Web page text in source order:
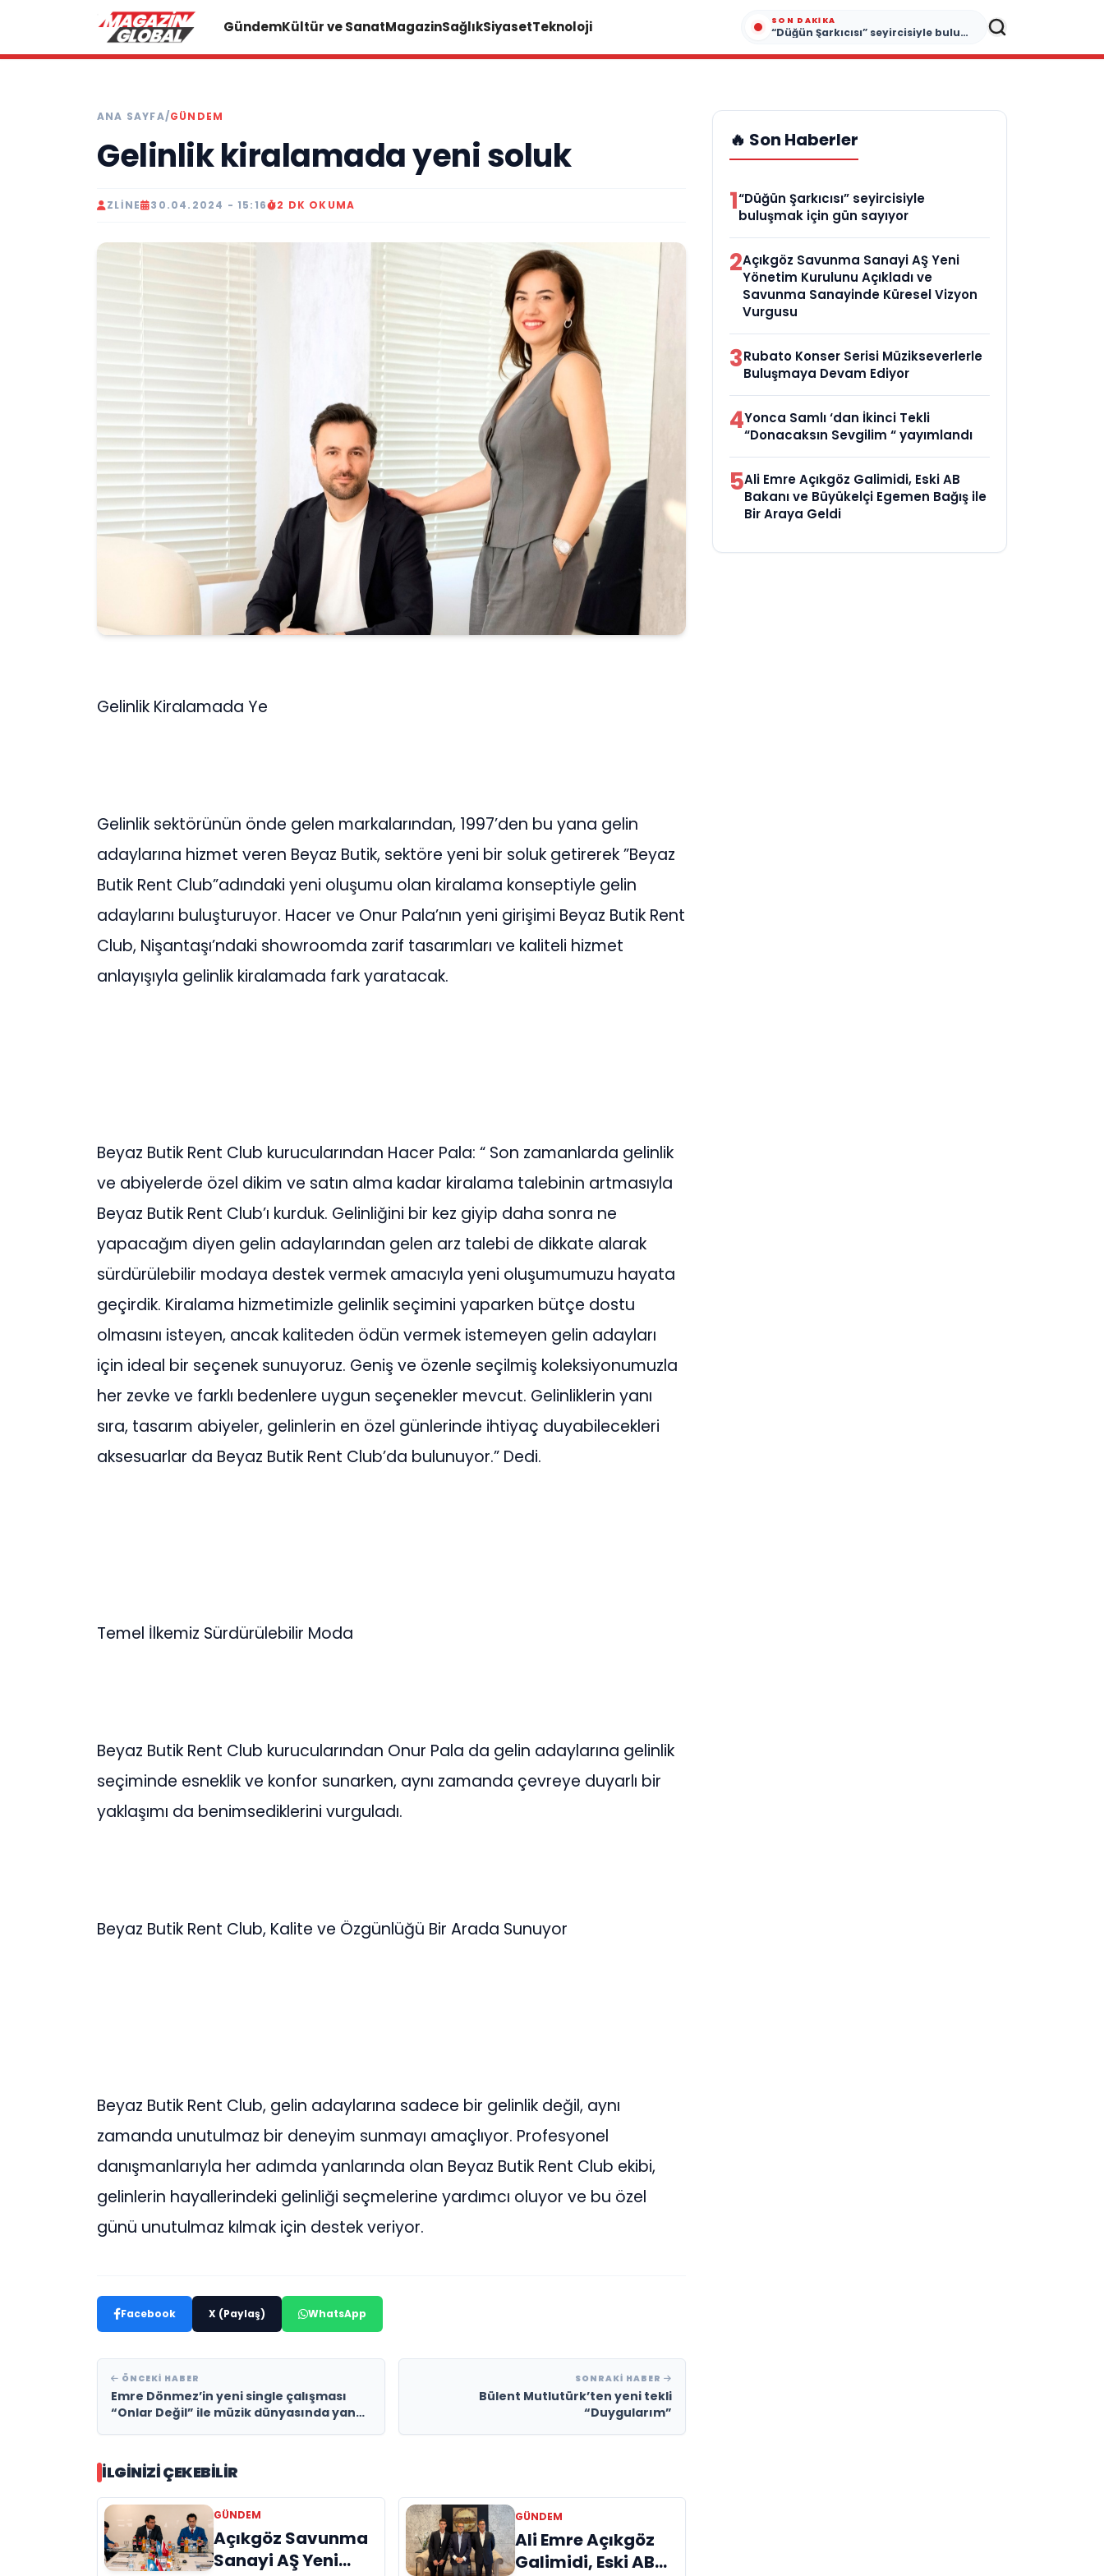
GündemKültür ve SanatMagazinSağlıkSiyasetTeknoloji SON DAKIKA
“Düğün Şarkıcısı” seyircisiyle buluşmak için gün sayıyor
ANA SAYFA/GÜNDEM
Gelinlik kiralamada yeni soluk
ZLINE 30.04.2024 - 15:16 2 DK OKUMA
Gelinlik Kiralamada Ye
Gelinlik sektörünün önde gelen markalarından, 1997’den bu yana gelin
adaylarına hizmet veren Beyaz Butik, sektöre yeni bir soluk getirerek ”Beyaz
Butik Rent Club”adındaki yeni oluşumu olan kiralama konseptiyle gelin
adaylarını buluşturuyor. Hacer ve Onur Pala’nın yeni girişimi Beyaz Butik Rent
Club, Nişantaşı’ndaki showroomda zarif tasarımları ve kaliteli hizmet
anlayışıyla gelinlik kiralamada fark yaratacak.
Beyaz Butik Rent Club kurucularından Hacer Pala: “ Son zamanlarda gelinlik
ve abiyelerde özel dikim ve satın alma kadar kiralama talebinin artmasıyla
Beyaz Butik Rent Club’ı kurduk. Gelinliğini bir kez giyip daha sonra ne
yapacağım diyen gelin adaylarından gelen arz talebi de dikkate alarak
sürdürülebilir modaya destek vermek amacıyla yeni oluşumumuzu hayata
geçirdik. Kiralama hizmetimizle gelinlik seçimini yaparken bütçe dostu
olmasını isteyen, ancak kaliteden ödün vermek istemeyen gelin adayları
için ideal bir seçenek sunuyoruz. Geniş ve özenle seçilmiş koleksiyonumuzla
her zevke ve farklı bedenlere uygun seçenekler mevcut. Gelinliklerin yanı
sıra, tasarım abiyeler, gelinlerin en özel günlerinde ihtiyaç duyabilecekleri
aksesuarlar da Beyaz Butik Rent Club’da bulunuyor.” Dedi.
Temel İlkemiz Sürdürülebilir Moda
Beyaz Butik Rent Club kurucularından Onur Pala da gelin adaylarına gelinlik
seçiminde esneklik ve konfor sunarken, aynı zamanda çevreye duyarlı bir
yaklaşımı da benimsediklerini vurguladı.
Beyaz Butik Rent Club, Kalite ve Özgünlüğü Bir Arada Sunuyor
Beyaz Butik Rent Club, gelin adaylarına sadece bir gelinlik değil, aynı
zamanda unutulmaz bir deneyim sunmayı amaçlıyor. Profesyonel
danışmanlarıyla her adımda yanlarında olan Beyaz Butik Rent Club ekibi,
gelinlerin hayallerindeki gelinliği seçmelerine yardımcı oluyor ve bu özel
günü unutulmaz kılmak için destek veriyor.
Facebook X (Paylaş) WhatsApp
ÖNCEKI HABER
Emre Dönmez’in yeni single çalışması
“Onlar Değil” ile müzik dünyasında yankı
SONRAKI HABER
Bülent Mutlutürk’ten yeni tekli
“Duygularım”
İLGINIZI ÇEKEBILIR
GÜNDEM
Açıkgöz Savunma
Sanayi AŞ Yeni
GÜNDEM
Ali Emre Açıkgöz
Galimidi, Eski AB
🔥 Son Haberler
1“Düğün Şarkıcısı” seyircisiyle
buluşmak için gün sayıyor
2Açıkgöz Savunma Sanayi AŞ Yeni
Yönetim Kurulunu Açıkladı ve
Savunma Sanayinde Küresel Vizyon
Vurgusu
3Rubato Konser Serisi Müzikseverlerle
Buluşmaya Devam Ediyor
4Yonca Samlı ‘dan İkinci Tekli
“Donacaksın Sevgilim “ yayımlandı
5Ali Emre Açıkgöz Galimidi, Eski AB
Bakanı ve Büyükelçi Egemen Bağış ile
Bir Araya Geldi